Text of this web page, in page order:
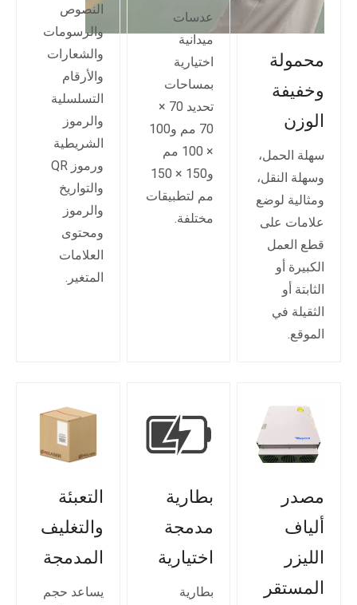
محمولة
وخفيفة
الوزن
سهلة الحمل،
وسهلة النقل،
ومثالية لوضع
علامات على
قطع العمل
الكبيرة أو
الثابتة أو
الثقيلة في
الموقع.
عدسات
ميدانية
اختيارية
بمساحات
تحديد 70 ×
70 مم و100
× 100 مم
و150 × 150
مم لتطبيقات
مختلفة.
النصوص
والرسومات
والشعارات
والأرقام
التسلسلية
والرموز
الشريطية
ورموز QR
والتواريخ
والرموز
ومحتوى
العلامات
المتغير.
مصدر
ألياف
الليزر
المستقر
بطارية
مدمجة
اختيارية
بطارية
التعبئة
والتغليف
المدمجة
يساعد حجم